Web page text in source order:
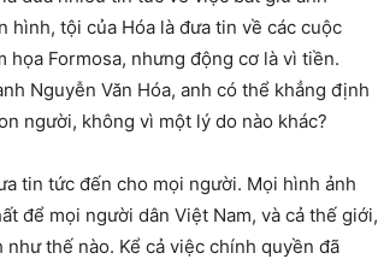
hình, tội của Hóa là đưa tin về các cuộc
Formosa, nhưng động cơ là vì tiền.
Nguyễn Văn Hóa, anh có thể khẳng định
người, không vì một lý do nào khác?
tin tức đến cho mọi người. Mọi hình ảnh
để mọi người dân Việt Nam, và cả thế giới,
thế nào. Kể cả việc chính quyền đã